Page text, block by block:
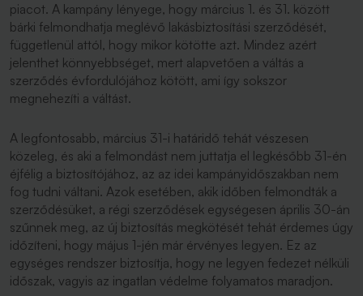
piacot. A kampány lényege, hogy március 1. és 31. között
bárki felmondhatja meglévő lakásbiztosítási szerződését,
függetlenül attól, hogy mikor kötötte azt. Mindez azért
jelenthet könnyebbséget, mert alapvetően a váltás a
szerződés évfordulójához kötött, ami így sokszor
megnehezíti a váltást.
A legfontosabb, március 31-i határidő tehát vészesen
közeleg, és aki a felmondást nem juttatja el legkésőbb 31-én
éjfélig a biztosítójához, az az idei kampányidőszakban nem
fog tudni váltani. Azok esetében, akik időben felmondták a
szerződésüket, a régi szerződések egységesen április 30-án
szűnnek meg, az új biztosítás megkötését tehát érdemes úgy
időzíteni, hogy május 1-jén már érvényes legyen. Ez az
egységes rendszer biztosítja, hogy ne legyen fedezet nélküli
időszak, vagyis az ingatlan védelme folyamatos maradjon.